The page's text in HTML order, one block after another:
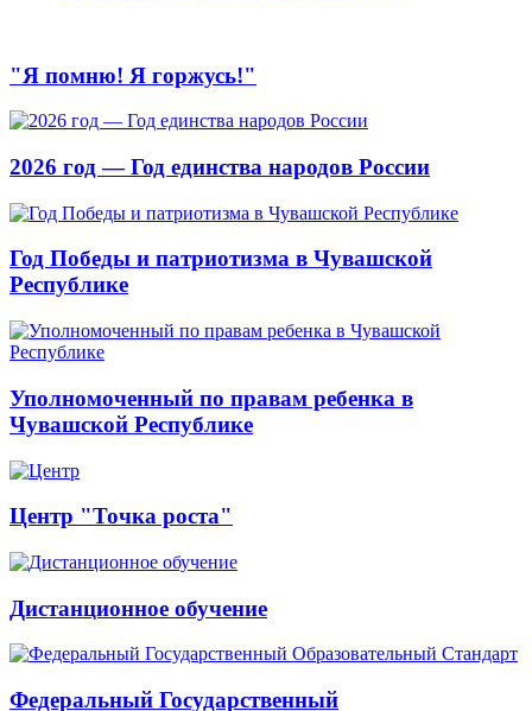
"Я помню! Я горжусь!"
2026 год — Год единства народов России
Год Победы и патриотизма в Чувашской
Республике
Уполномоченный по правам ребенка в
Чувашской Республике
Центр "Точка роста"
Дистанционное обучение
Федеральный Государственный